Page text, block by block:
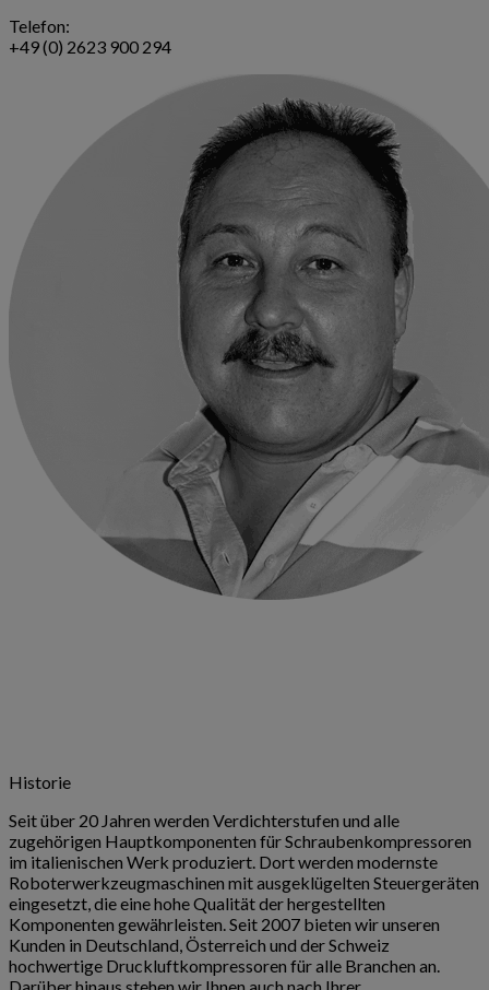
Telefon:
+49 (0) 2623 900 294
Historie
Seit über 20 Jahren werden Verdichterstufen und alle
zugehörigen Hauptkomponenten für Schraubenkompressoren
im italienischen Werk produziert. Dort werden modernste
Roboterwerkzeugmaschinen mit ausgeklügelten Steuergeräten
eingesetzt, die eine hohe Qualität der hergestellten
Komponenten gewährleisten. Seit 2007 bieten wir unseren
Kunden in Deutschland, Österreich und der Schweiz
hochwertige Druckluftkompressoren für alle Branchen an.